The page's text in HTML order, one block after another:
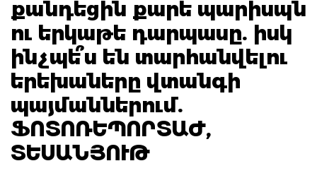
քանդեցին քարե պարիսպն
ու երկաթե դարպասը. իսկ
ինչպե՞ս են տարհանվելու
երեխաները վտանգի
պայմաններում.
ՖՈՏՈՌԵՊՈՐՏԱԺ,
ՏԵՍԱՆՅՈՒԹ